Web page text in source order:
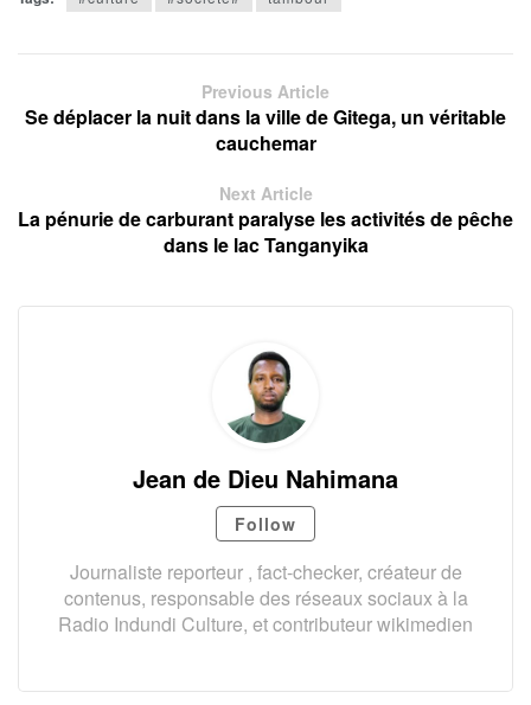
Previous Article
Se déplacer la nuit dans la ville de Gitega, un véritable
cauchemar
Next Article
La pénurie de carburant paralyse les activités de pêche
dans le lac Tanganyika
Jean de Dieu Nahimana
Follow
Journaliste reporteur , fact-checker, créateur de
contenus, responsable des réseaux sociaux à la
Radio Indundi Culture, et contributeur wikimedien